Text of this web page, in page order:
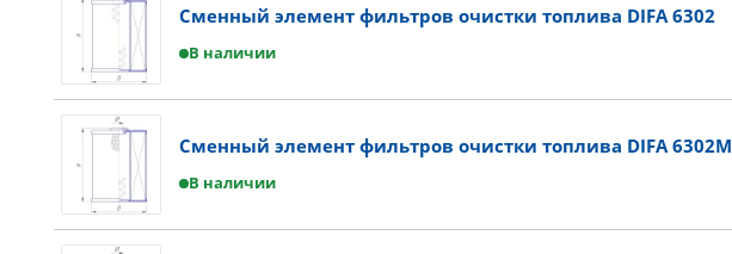
Сменный элемент фильтров очистки топлива DIFA 6302
В наличии
Сменный элемент фильтров очистки топлива DIFA 6302M
В наличии